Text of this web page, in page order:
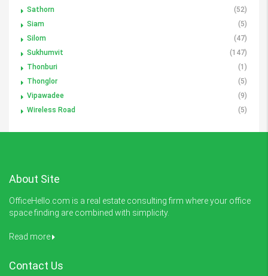
Sathorn
(52)
Siam
(5)
Silom
(47)
Sukhumvit
(147)
Thonburi
(1)
Thonglor
(5)
Vipawadee
(9)
Wireless Road
(5)
About Site
OfficeHello.com is a real estate consulting firm where your office
space finding are combined with simplicity.
Read more
Contact Us